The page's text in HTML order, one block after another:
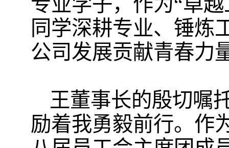
同学深耕专业、锤炼
公司发展贡献青春力
王董事长的殷切嘱
励着我勇毅前行。作